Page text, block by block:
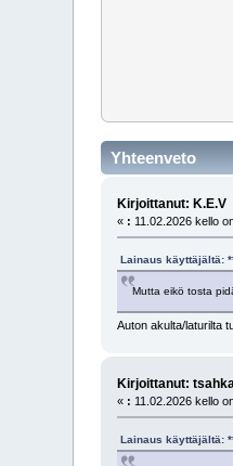
Yhteenveto
Kirjoittanut: K.E.V
« : 11.02.2026 kello
Lainaus käyttäjältä:
Mutta eikö tosta
Auton akulta/laturilta
Kirjoittanut:
« : 11.02.2026 kello
Lainaus käyttäjältä: